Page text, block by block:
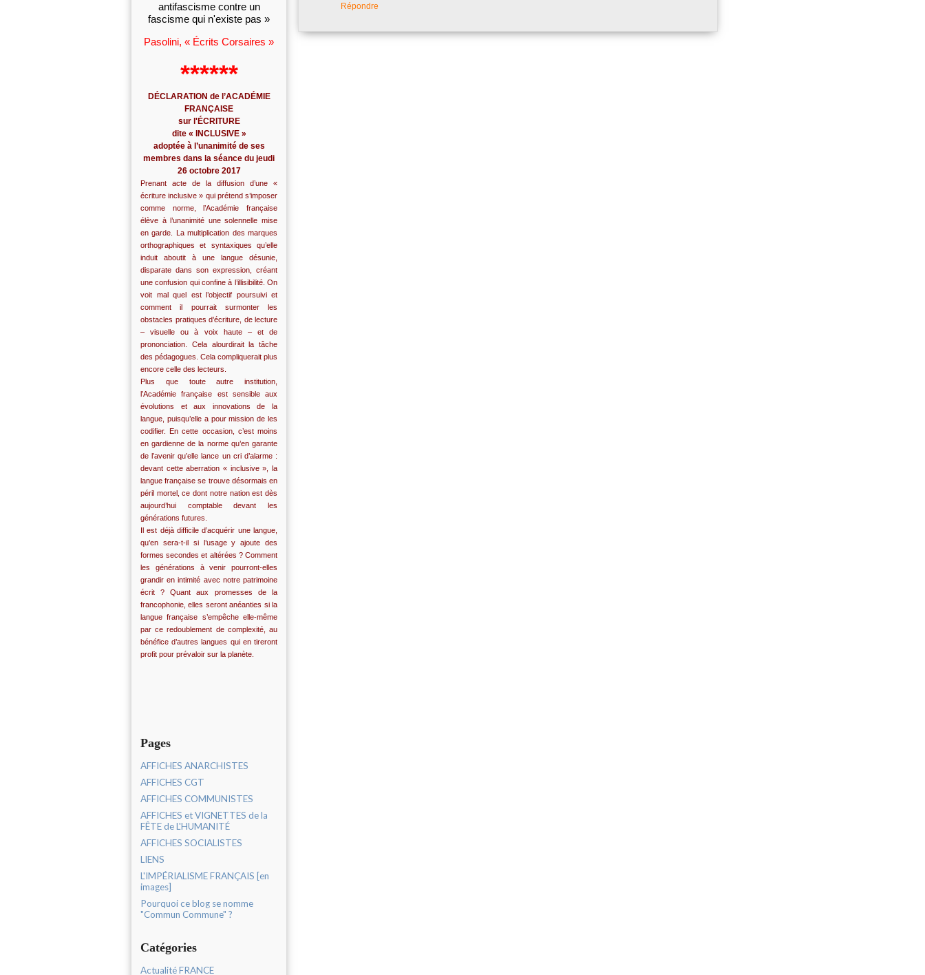
antifascisme contre un
fascisme qui n'existe pas »
Pasolini, « Écrits Corsaires »
******
DÉCLARATION de l’ACADÉMIE
FRANÇAISE
sur l'ÉCRITURE
dite « INCLUSIVE »
adoptée à l’unanimité de ses
membres dans la séance du jeudi
26 octobre 2017
Prenant acte de la diffusion d’une «
écriture inclusive » qui prétend s’imposer
comme norme, l’Académie française
élève à l’unanimité une solennelle mise
en garde. La multiplication des marques
orthographiques et syntaxiques qu’elle
induit aboutit à une langue désunie,
disparate dans son expression, créant
une confusion qui confine à l’illisibilité. On
voit mal quel est l’objectif poursuivi et
comment il pourrait surmonter les
obstacles pratiques d’écriture, de lecture
– visuelle ou à voix haute – et de
prononciation. Cela alourdirait la tâche
des pédagogues. Cela compliquerait plus
encore celle des lecteurs.
Plus que toute autre institution,
l’Académie française est sensible aux
évolutions et aux innovations de la
langue, puisqu’elle a pour mission de les
codifier. En cette occasion, c’est moins
en gardienne de la norme qu’en garante
de l’avenir qu’elle lance un cri d’alarme :
devant cette aberration « inclusive », la
langue française se trouve désormais en
péril mortel, ce dont notre nation est dès
aujourd’hui comptable devant les
générations futures.
Il est déjà difficile d’acquérir une langue,
qu’en sera-t-il si l’usage y ajoute des
formes secondes et altérées ? Comment
les générations à venir pourront-elles
grandir en intimité avec notre patrimoine
écrit ? Quant aux promesses de la
francophonie, elles seront anéanties si la
langue française s’empêche elle-même
par ce redoublement de complexité, au
bénéfice d’autres langues qui en tireront
profit pour prévaloir sur la planète.
Pages
AFFICHES ANARCHISTES
AFFICHES CGT
AFFICHES COMMUNISTES
AFFICHES et VIGNETTES de la
FÊTE de L'HUMANITÉ
AFFICHES SOCIALISTES
LIENS
L'IMPÉRIALISME FRANÇAIS [en
images]
Pourquoi ce blog se nomme
"Commun Commune" ?
Catégories
Actualité FRANCE
Répondre